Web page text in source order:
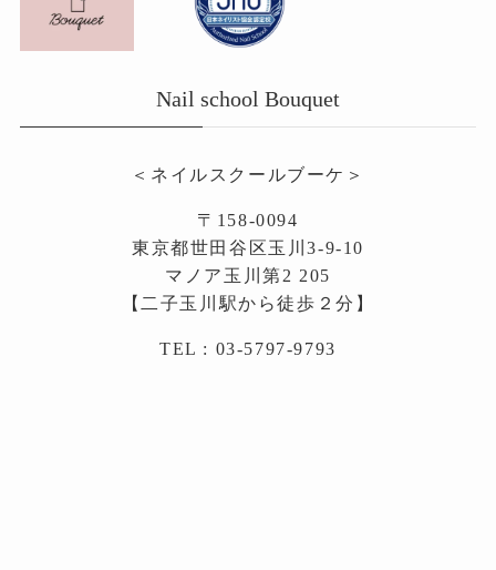
Nail school Bouquet
＜ネイルスクールブーケ＞
〒158-0094
東京都世田谷区玉川3-9-10
マノア玉川第2 205
【二子玉川駅から徒歩２分】
TEL : 03-5797-9793